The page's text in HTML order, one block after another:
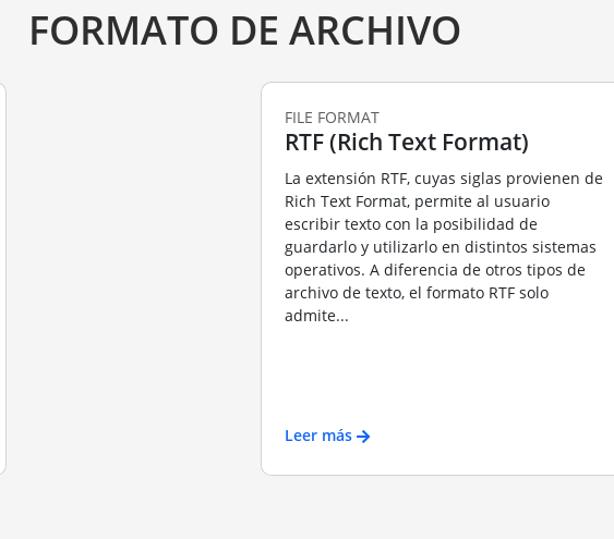
FORMATO DE ARCHIVO
FILE FORMAT
RTF (Rich Text Format)
La extensión RTF, cuyas siglas provienen de
Rich Text Format, permite al usuario
escribir texto con la posibilidad de
guardarlo y utilizarlo en distintos sistemas
operativos. A diferencia de otros tipos de
archivo de texto, el formato RTF solo
admite...
Leer más